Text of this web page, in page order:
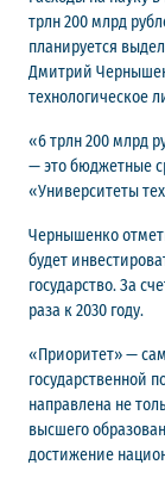
трлн 200 млрд
планируется
Дмитрий
технологическое
«6 трлн 200 млрд
— это бюджетные
«Университеты
Чернышенко
будет
государство. За
раза к 2030 году.
«Приоритет» —
государственной
направлена не
высшего
достижение